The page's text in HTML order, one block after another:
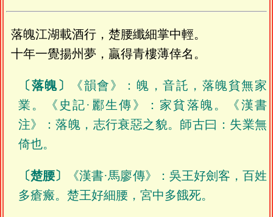
落魄江湖載酒行，楚腰纖細掌中輕。
十年一覺揚州夢，贏得青樓薄倖名。
〔落魄〕
《韻會》：魄，音託，落魄貧無家
業。《史記·酈生傳》：家貧落魄。《漢書
注》：落魄，志行衰惡之貌。師古曰：失業無
倚也。
〔楚腰〕
《漢書·馬廖傳》：吳王好劍客，百姓
多瘡瘢。楚王好細腰，宮中多餓死。